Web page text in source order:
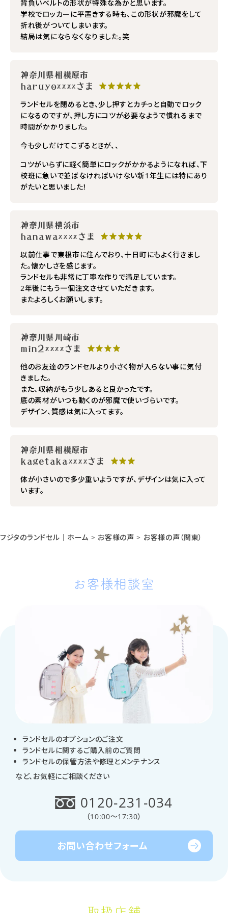
背負いベルトの形状が特殊な為かと思います。
学校でロッカーに平置きする時も、この形状が邪魔をして
折れ後がついてしまいます。
結局は気にならなくなりました。笑
神奈川県相模原市
haruyo××××さま ★★★★★
ランドセルを閉めるとき、少し押すとカチっと自動でロック
になるのですが、押し方にコツが必要なようで慣れるまで
時間がかかりました。
今も少しだけてこずるときが、、
コツがいらずに軽く簡単にロックがかかるようになれば、下
校班に急いで並ばなければいけない新1年生には特にあり
がたいと思いました！
神奈川県横浜市
hanawa××××さま ★★★★★
以前仕事で東根市に住んでおり、十日町にもよく行きまし
た。懐かしさを感じます。
ランドセルも非常に丁寧な作りで満足しています。
2年後にもう一個注文させていただきます。
またよろしくお願いします。
神奈川県川崎市
min2××××さま ★★★★
他のお友達のランドセルより小さく物が入らない事に気付
きました。
また、収納がもう少しあると良かったです。
底の素材がいつも動くのが邪魔で使いづらいです。
デザイン、質感は気に入ってます。
神奈川県相模原市
kagetaka××××さま ★★★
体が小さいので多少重いようですが、デザインは気に入って
います。
フジタのランドセル｜ホーム > お客様の声 > お客様の声（関東）
お客様相談室
ランドセルのオプションのご注文
ランドセルに関するご購入前のご質問
ランドセルの保管方法や修理とメンテナンス
など、お気軽にご相談ください
0120-231-034
（10:00～17:30）
お問い合わせフォーム